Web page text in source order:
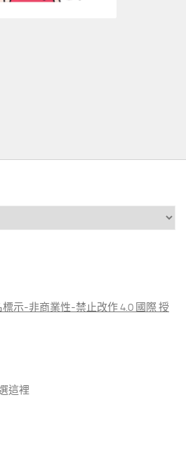
標示-非商業性-禁止改作 4.0 國際 授
這裡